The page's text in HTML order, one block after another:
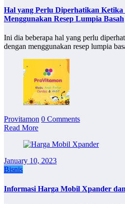
Hal yang Perlu Diperhatikan
Menggunakan Resep Lumpia Basah
Ini dia beberapa hal yang perlu
dengan menggunakan resep lumpia
Provitamon 0 Comments
Read More
January 10, 2023
Bisnis
Informasi Harga Mobil Xpander